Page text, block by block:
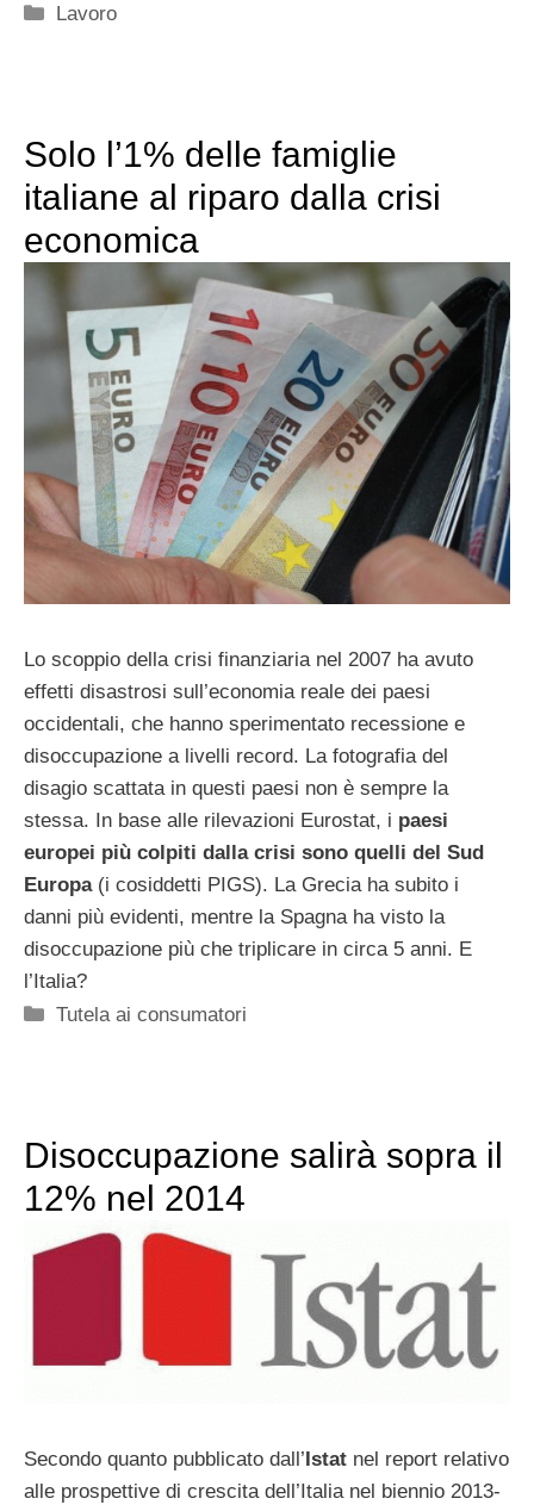
Categorie
Lavoro
Solo l’1% delle famiglie
italiane al riparo dalla crisi
economica
Lo scoppio della crisi finanziaria nel 2007 ha avuto
effetti disastrosi sull’economia reale dei paesi
occidentali, che hanno sperimentato recessione e
disoccupazione a livelli record. La fotografia del
disagio scattata in questi paesi non è sempre la
stessa. In base alle rilevazioni Eurostat, i paesi
europei più colpiti dalla crisi sono quelli del Sud
Europa(i cosiddetti PIGS). La Grecia ha subito i
danni più evidenti, mentre la Spagna ha visto la
disoccupazione più che triplicare in circa 5 anni. E
l’Italia?
Categorie
Tutela ai consumatori
Disoccupazione salirà sopra il
12% nel 2014
Secondo quanto pubblicato dall’Istat nel report relativo
alle prospettive di crescita dell’Italia nel biennio 2013-